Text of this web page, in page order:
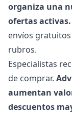
organiza una
ofertas activas.
envíos
rubros.
Especialistas
de comprar.
aumentan
descuentos